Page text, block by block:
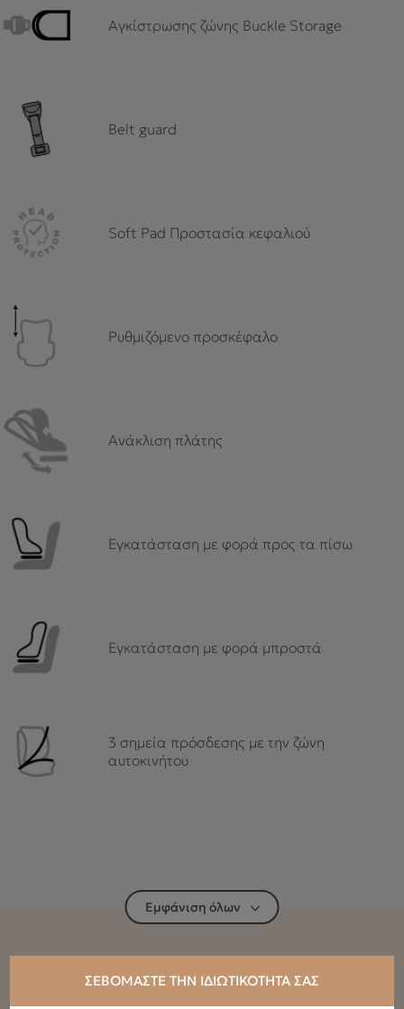
Εμφάνιση όλων
Αγκίστρωσης ζώνης Buckle Storage
Belt guard
Soft Pad Προστασία κεφαλιού
Ρυθμιζόμενο προσκέφαλο
Ανάκλιση πλάτης
Εγκατάσταση με φoρά προς τα πίσω
Εγκατάσταση με φορά μπροστά
3 σημεία πρόσδεσης με την ζώνη
αυτοκινήτου
Τεχνικά Χαρακτηριστικά
ΣΕΒΌΜΑΣΤΕ ΤΗΝ ΙΔΙΩΤΙΚΌΤΗΤΆ ΣΑΣ